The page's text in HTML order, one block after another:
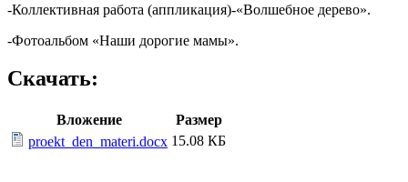
-Коллективная работа (аппликация)-«Волшебное дерево».
-Фотоальбом «Наши дорогие мамы».
Скачать:
Вложение
Размер
proekt_den_materi.docx 15.08 КБ